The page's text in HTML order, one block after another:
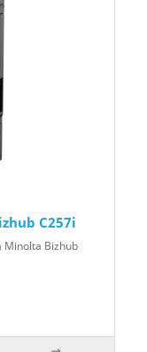
C257i
Minolta Bizhub